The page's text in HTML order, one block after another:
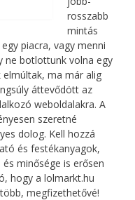
rosszabb
mintás
piacra, vagy menni
ne botlottunk volna egy
elmúltak, ma már alig
áttevődött az
weboldalakra. A
szeretné
dolog. Kell hozzá
és festékanyagok,
minősége is erősen
hogy a lolmarkt.hu
megfizethetővé!